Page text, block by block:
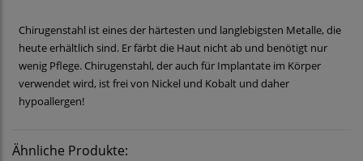
Chirugenstahl ist eines der härtesten und langlebigsten Metalle, die
heute erhältlich sind. Er färbt die Haut nicht ab und benötigt nur
wenig Pflege. Chirugenstahl, der auch für Implantate im Körper
verwendet wird, ist frei von Nickel und Kobalt und daher
hypoallergen!
Ähnliche Produkte: